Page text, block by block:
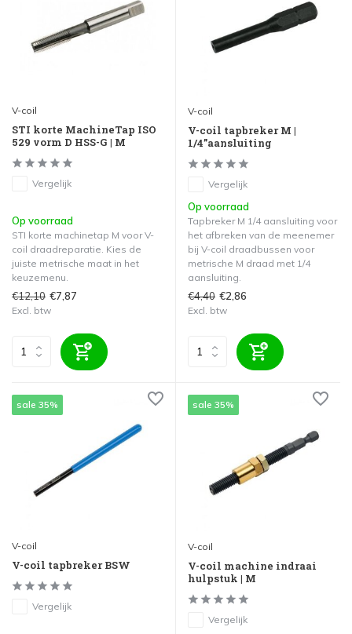
V-coil
STI korte MachineTap ISO
529 vorm D HSS-G | M
Vergelijk
Op voorraad
STI korte machinetap M voor V-
coil draadreparatie. Kies de
juiste metrische maat in het
keuzemenu.
€12,10 €7,87
Excl. btw
V-coil
V-coil tapbreker M |
1/4”aansluiting
Vergelijk
Op voorraad
Tapbreker M 1/4 aansluiting voor
het afbreken van de meenemer
bij V-coil draadbussen voor
metrische M draad met 1/4
aansluiting.
€4,40 €2,86
Excl. btw
sale 35%
V-coil
V-coil tapbreker BSW
Vergelijk
sale 35%
V-coil
V-coil machine indraai
hulpstuk | M
Vergelijk